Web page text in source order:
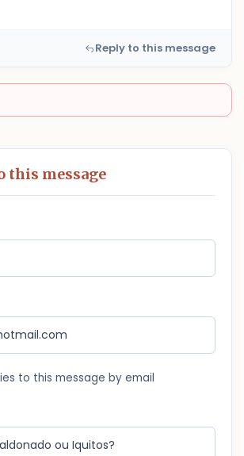
Reply to this message
this message
to this message by email